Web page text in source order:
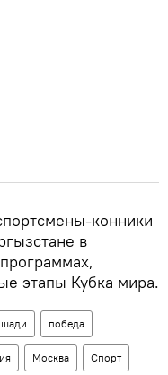
конники
в
этапы Кубка мира.
победа
Москва Спорт